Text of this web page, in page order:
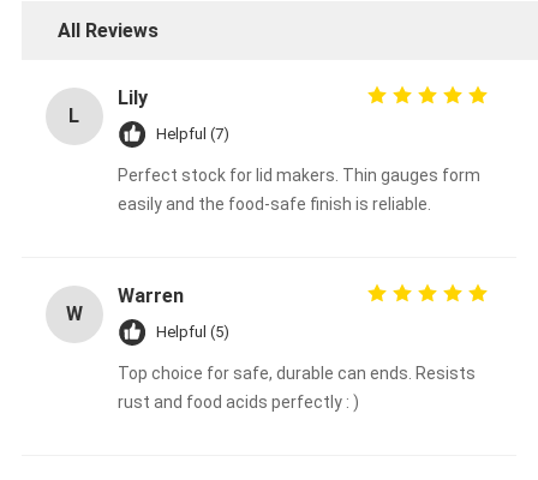
All Reviews
L
Lily
Helpful (7)
Perfect stock for lid makers. Thin gauges form
easily and the food-safe finish is reliable.
W
Warren
Helpful (5)
Top choice for safe, durable can ends. Resists
rust and food acids perfectly : )